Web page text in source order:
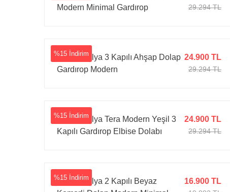
Modern Minimal Gardırop
29.294 TL
%15 İndirim
Tarz Mobilya 3 Kapılı Ahşap Dolap
Gardırop Modern
24.900 TL
29.294 TL
%15 İndirim
Tarz Mobilya Tera Modern Yeşil 3
Kapılı Gardırop Elbise Dolabı
24.900 TL
29.294 TL
%15 İndirim
Tarz Mobilya 2 Kapılı Beyaz
16.900 TL